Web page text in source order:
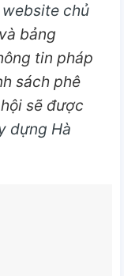
website chủ
bảng
tin pháp
sách phê
sẽ được
dựng Hà